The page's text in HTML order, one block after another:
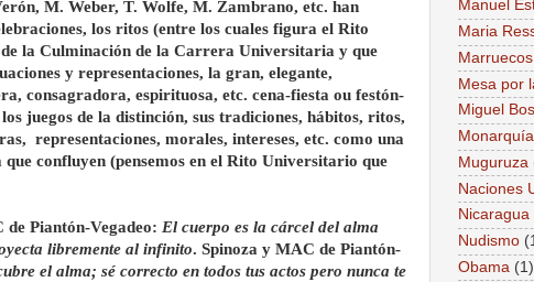
M. Weber, T. Wolfe, M. Zambrano, etc. han
los ritos (entre los cuales figura el Rito
la Culminación de la Carrera Universitaria y que
y representaciones, la gran, elegante,
consagradora, espirituosa, etc. cena-fiesta ou festón-
juegos de la distinción, sus tradiciones, hábitos, ritos,
representaciones, morales, intereses, etc. como una
confluyen (pensemos en el Rito Universitario que
Piantón-Vegadeo: El cuerpo es la cárcel del alma
libremente al infinito. Spinoza y MAC de Piantón-
el alma; sé correcto en todos tus actos pero nunca te
Manuel
Maria
Marruecos
Mesa por
Miguel
Monarquía
Muguruza
Naciones
Nicaragua
Nudismo
Obama (1)